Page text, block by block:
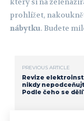
který si na
prohlížet,
nábytku. Budete
PREVIOUS ARTICLE
Revize
nikdy
Podle čeho se